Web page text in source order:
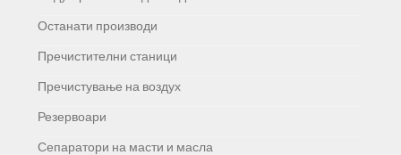
Останати производи
Пречистителни станици
Пречистување на воздух
Резервоари
Сепаратори на масти и масла